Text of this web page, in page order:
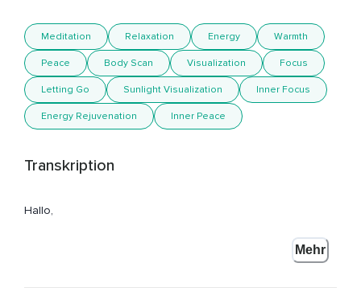
Meditation Relaxation Energy Warmth
Peace Body Scan Visualization Focus
Letting Go Sunlight Visualization Inner Focus
Energy Rejuvenation Inner Peace
Transkription
Hallo,
Mein Name ist Annika Henkelmann und ich freue mich sehr,
Mehr